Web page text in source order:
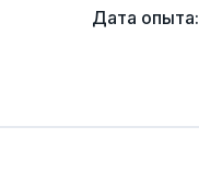
Дата опыта: